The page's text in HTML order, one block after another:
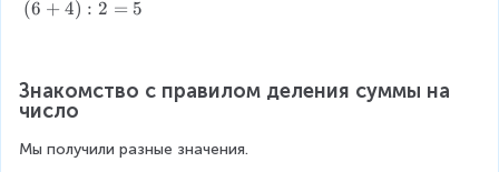
2
=
)
8
+
c
d
o
(
)
:
2
(6 + 4) : 2 = 5
Знакомство с правилом деления суммы на
число
Мы получили разные значения.